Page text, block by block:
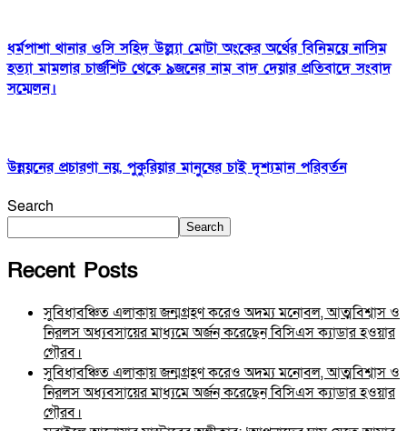
ধর্মপাশা থানার ওসি সহিদ উল্ল্যা মোটা অংকের অর্থের বিনিময়ে নাসিম
হত্যা মামলার চার্জশিট থেকে ৯জনের নাম বাদ দেয়ার প্রতিবাদে সংবাদ
সম্মেলন।
উন্নয়নের প্রচারণা নয়, পুকুরিয়ার মানুষের চাই দৃশ্যমান পরিবর্তন
Search
Search
Recent Posts
সুবিধাবঞ্চিত এলাকায় জন্মগ্রহণ করেও অদম্য মনোবল, আত্মবিশ্বাস ও
নিরলস অধ্যবসায়ের মাধ্যমে অর্জন করেছেন বিসিএস ক্যাডার হওয়ার
গৌরব।
সুবিধাবঞ্চিত এলাকায় জন্মগ্রহণ করেও অদম্য মনোবল, আত্মবিশ্বাস ও
নিরলস অধ্যবসায়ের মাধ্যমে অর্জন করেছেন বিসিএস ক্যাডার হওয়ার
গৌরব।